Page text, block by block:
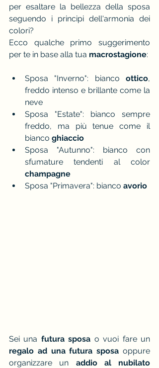
per esaltare la bellezza della sposa
seguendo i principi dell'armonia dei
colori?
Ecco qualche primo suggerimento
per te in base alla tua macrostagione:
Sposa "Inverno": bianco ottico,
freddo intenso e brillante come la
neve
Sposa "Estate": bianco sempre
freddo, ma più tenue come il
bianco ghiaccio
Sposa "Autunno": bianco con
champagne
Sposa "Primavera": bianco avorio
Sei una futura sposa
regalo ad una futura sposa oppure
organizzare un addio al nubilato